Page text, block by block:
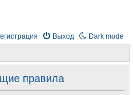
Dark mode
Выход
правила